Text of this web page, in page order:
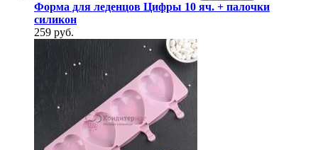
Форма для леденцов Цифры 10 яч. + палочки
силикон
259 руб.